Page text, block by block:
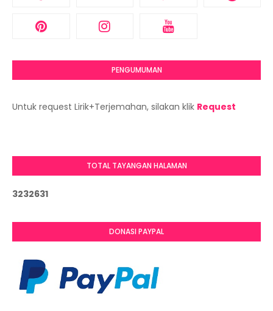
PENGUMUMAN
Untuk request Lirik+Terjemahan, silakan klik Request
TOTAL TAYANGAN HALAMAN
3232631
DONASI PAYPAL